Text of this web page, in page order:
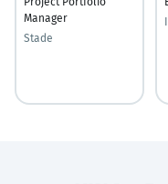
Manager
Stade